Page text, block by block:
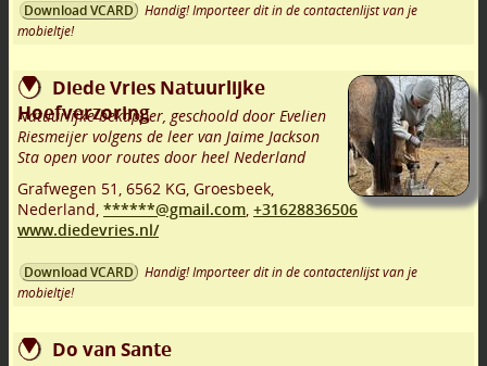
Download VCARD
Handig! Importeer dit in de contactenlijst van je
mobieltje!
Diede Vries Natuurlijke
Hoefverzoring
Natuurlijke bekapper, geschoold door Evelien
Riesmeijer volgens de leer van Jaime Jackson
Sta open voor routes door heel Nederland
Grafwegen 51 , 6562 KG, Groesbeek,
Nederland, ******@gmail.com, +31628836506
www.diedevries.nl/
Download VCARD
Handig! Importeer dit in de contactenlijst van je
mobieltje!
Do van Sante